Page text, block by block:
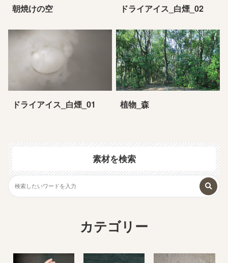
朝焼けの空 ドライアイス_白煙_02
ドライアイス_白煙_01 植物_森
素材を検索
カテゴリー